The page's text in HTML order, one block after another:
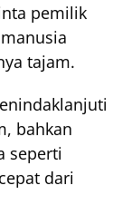
pemilik
tajam.
bahkan
seperti
dari